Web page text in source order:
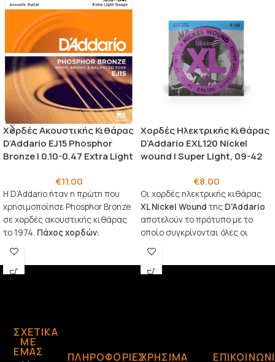
Χορδές Ακουστικής Κιθάρας
D’Addario EJ15 Phosphor
Bronze | 0.10-0.47 Extra Light
€11.00
Η D’Addario ήταν η πρώτη που
χρησιμοποίησε Phosphor Bronze
σε χορδές ακουστικής κιθάρας
το 1974. Πάχος χορδών:
0.10
0.14
0.23
Χορδές Ηλεκτρικής Κιθάρας
D’Addario EXL120 Nickel
wound | Super Light, 09-42
€8.00
Οι χορδές ηλεκτρικής κιθάρας
XL Nickel Wound της D'Addario
αποτελούν το πρότυπο με το
οποίο συγκρίνονται όλες οι
άλλες χορδές. Το πιο δημοφιλές
σετ ηλεκτρικής κιθάρας της, XL
Nickel, χαίρει εκτίμησης από
ΣΧΕΤΙΚΆ
ΜΕ
ΕΜΆΣ ΠΛΗΡΟΦΟΡΙΕΣΧΡΗΣΙΜΑ